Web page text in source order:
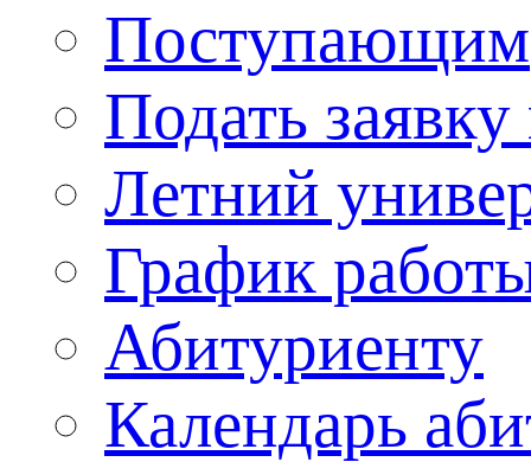
Поступающим
Подать
Летний
График
Абитуриенту
Календарь